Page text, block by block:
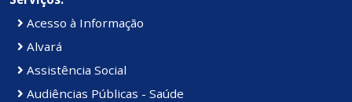
Acesso à Informação
Alvará
Assistência Social
Audiências Públicas - Saúde